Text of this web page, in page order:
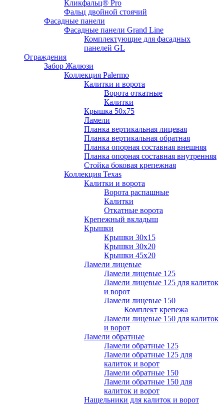
Кликфальц® Pro
Фальц двoйной стоячий
Фасадные панели
Фасадные панели Grand Line
Комплектующие для фасадных
панелей GL
Ограждения
Забор Жалюзи
Коллекция Palermo
Калитки и ворота
Ворота откатные
Калитки
Крышка 50х75
Ламели
Планка вертикальная лицевая
Планка вертикальная обратная
Планка опорная составная внешняя
Планка опорная составная внутренняя
Стойка боковая крепежная
Коллекция Texas
Калитки и ворота
Ворота распашные
Калитки
Откатные ворота
Крепежный вкладыш
Крышки
Крышки 30х15
Крышки 30х20
Крышки 45х20
Ламели лицевые
Ламели лицевые 125
Ламели лицевые 125 для калиток
и ворот
Ламели лицевые 150
Комплект крепежа
Ламели лицевые 150 для калиток
и ворот
Ламели обратные
Ламели обратные 125
Ламели обратные 125 для
калиток и ворот
Ламели обратные 150
Ламели обратные 150 для
калиток и ворот
Нащельники для калиток и ворот